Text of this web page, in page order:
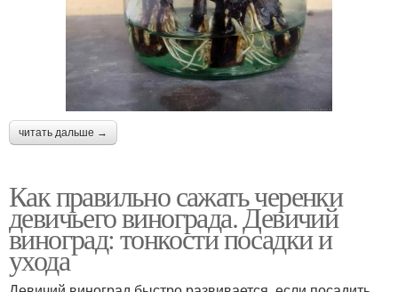
читать дальше →
Как правильно сажать черенки
девичьего винограда. Девичий
виноград: тонкости посадки и
ухода